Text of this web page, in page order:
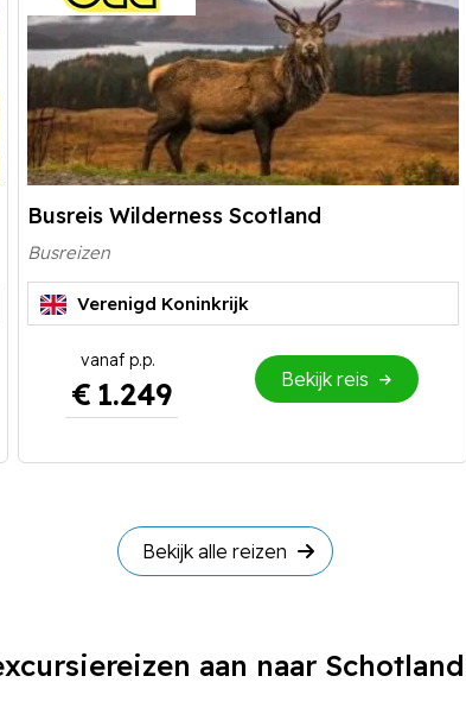
Busreis Wilderness Scotland
Busreizen
Verenigd Koninkrijk
€ 1.249 Bekijk reis
Bekijk alle reizen
aan naar